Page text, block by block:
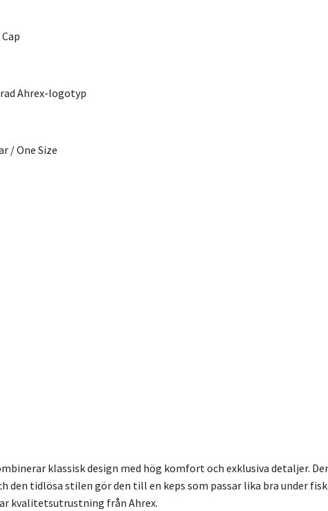
Ahrex-logotyp
/ One Size
klassisk design med hög komfort och exklusiva detaljer.
den tidlösa stilen gör den till en keps som passar lika bra under
kvalitetsutrustning från Ahrex.